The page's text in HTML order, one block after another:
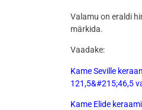
Valamu on eraldi
märkida.
Vaadake:
Kame Seville
121,5&#215;46,5
Kame Elide